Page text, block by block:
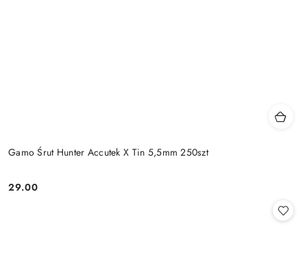
Gamo Śrut Hunter Accutek X Tin 5,5mm 250szt
Cena:
29.00